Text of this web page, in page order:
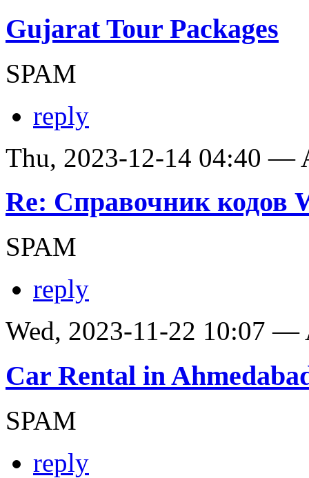
Gujarat Tour Packages
SPAM
reply
Thu, 2023-12-14 04:40 —
Re: Справочник кодов
SPAM
reply
Wed, 2023-11-22 10:07 —
Car Rental in
SPAM
reply